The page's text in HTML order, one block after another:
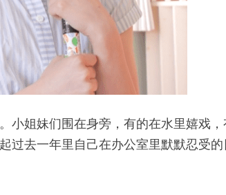
姐妹们围在身旁，有的在水里嬉戏
去一年里自己在办公室里默默忍受